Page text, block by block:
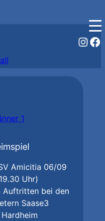
1
Amicitia 06/09
Uhr)
Auftritten bei den
Saase3